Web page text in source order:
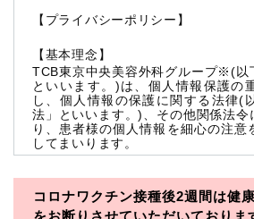
【プライバシーポリシー】
【基本理念】
TCB東京中央美容外科グループ※(以
といいます。)は、個人情報保護の
し、個人情報の保護に関する法律(
法」といいます。)、その他関係法令
り、患者様の個人情報を細心の注意
してまいります。
※TCBグループとは以下を総称して
・一般社団法人メディカルアライアン
コロナワクチン接種後2週間は健
をお断りさせていただいておりま